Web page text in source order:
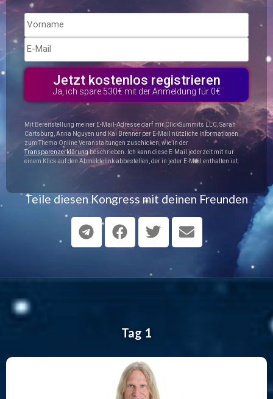
Jetzt kostenlos registrieren
Ja, ich spare 530€ mit der Anmeldung für 0€
Mit Bereitstellung meiner E-Mail-Adresse darf mir ClickSummits LLC, Sarah
Cartsburg, Anna Nguyen und Kai Brenner per E-Mail nützliche Informationen
zum Thema Online Veranstaltungen zuschicken, wie in der
Transparenzerklärungbeschrieben. Ich kann diese E-Mail jederzeit mit nur
einem Klick auf den Abmeldelink abbestellen, der in jeder E-Mail enthalten ist.
Teile diesen Kongress mit deinen Freunden
Tag 1